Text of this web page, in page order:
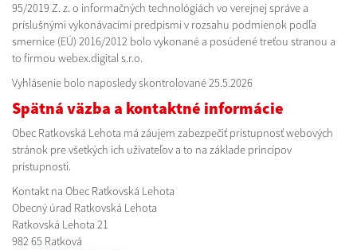
95/2019 Z. z. o informačných technológiách vo verejnej správe a
príslušnými vykonávacími predpismi v rozsahu podmienok podľa
smernice (EÚ) 2016/2012 bolo vykonané a posúdené treťou stranou a
to firmou webex.digital s.r.o.
Vyhlásenie bolo naposledy skontrolované 25.5.2026
Spätná väzba a kontaktné informácie
Obec Ratkovská Lehota má záujem zabezpečiť prístupnosť webových
stránok pre všetkých ich užívateľov a to na základe princípov
prístupnosti.
Kontakt na Obec Ratkovská Lehota
Obecný úrad Ratkovská Lehota
Ratkovská Lehota 21
982 65 Ratková